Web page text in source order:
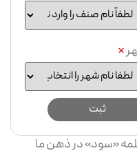
*
«سود» در ذهن ما